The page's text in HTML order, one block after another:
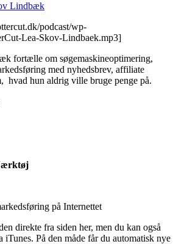
Lindbæk
podcast/wp-
Lea-Skov-Lindbaek.mp3]
fortælle om søgemaskineoptimering,
med nyhedsbrev, affiliate
hvad hun aldrig ville bruge penge på.
på Internettet
direkte fra siden her, men du kan også
iTunes. På den måde får du automatisk nye